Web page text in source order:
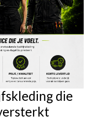
die